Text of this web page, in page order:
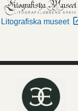
Litografiska museet